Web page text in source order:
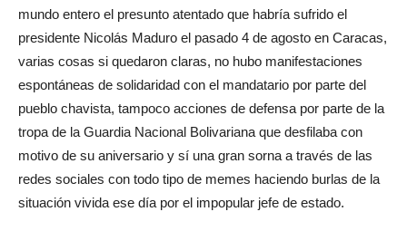
mundo entero el presunto atentado que habría sufrido el
presidente Nicolás Maduro el pasado 4 de agosto en Caracas,
varias cosas si quedaron claras, no hubo manifestaciones
espontáneas de solidaridad con el mandatario por parte del
pueblo chavista, tampoco acciones de defensa por parte de la
tropa de la Guardia Nacional Bolivariana que desfilaba con
motivo de su aniversario y sí una gran sorna a través de las
redes sociales con todo tipo de memes haciendo burlas de la
situación vivida ese día por el impopular jefe de estado.